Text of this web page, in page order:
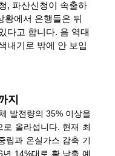
, 파산신청이 속출하
황에서 은행들은 뒤
다고 합니다. 음 역대
내기로 밖에 안 보입
지
발전량의 35% 이상을
올라섭니다. 현재 최
립과 온실가스 감축 기
14%대로 확 낮출 예